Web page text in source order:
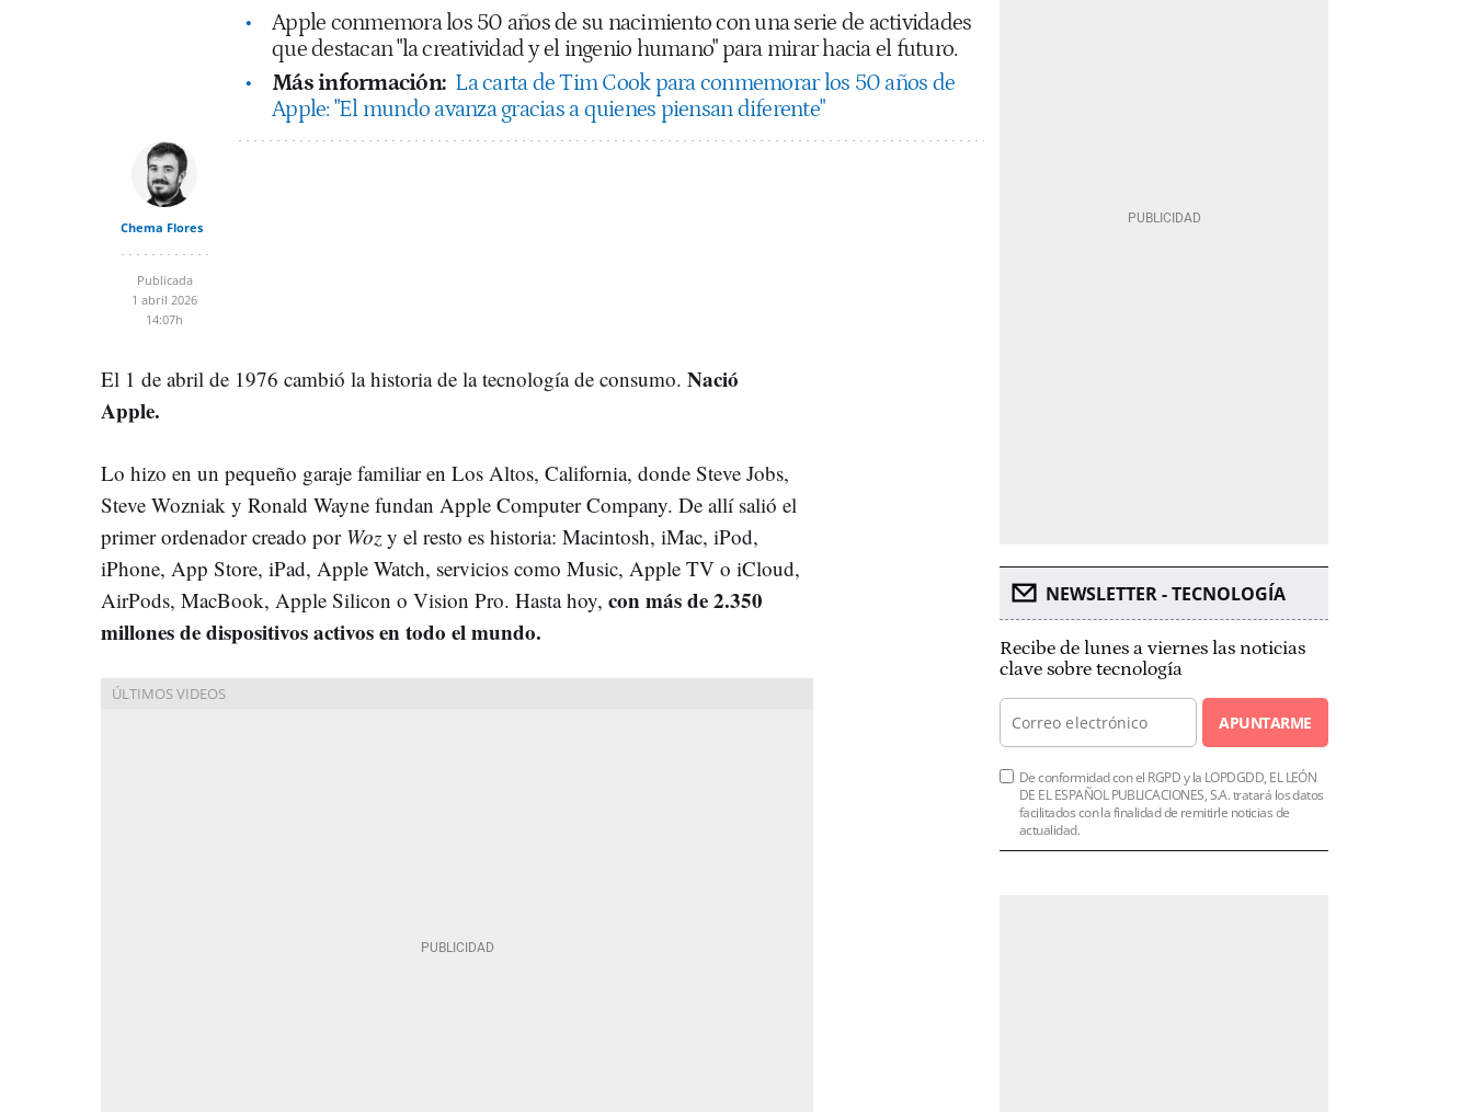
Apple conmemora los 50 años de su nacimiento con una serie de actividades
que destacan "la creatividad y el ingenio humano" para mirar hacia el futuro.
Más información: La carta de Tim Cook para conmemorar los 50 años de
Apple: "El mundo avanza gracias a quienes piensan diferente"
Chema Flores
Publicada
1 abril 2026
14:07h
El 1 de abril de 1976 cambió la historia de la tecnología de consumo. Nació
Apple.
Lo hizo en un pequeño garaje familiar en Los Altos, California, donde Steve Jobs,
Steve Wozniak y Ronald Wayne fundan Apple Computer Company. De allí salió el
primer ordenador creado por Woz y el resto es historia: Macintosh, iMac, iPod,
iPhone, App Store, iPad, Apple Watch, servicios como Music, Apple TV o iCloud,
AirPods, MacBook, Apple Silicon o Vision Pro. Hasta hoy, con más de 2.350
millones de dispositivos activos en todo el mundo.
NEWSLETTER - TECNOLOGÍA
Recibe de lunes a viernes las noticias
clave sobre tecnología
APUNTARME
De conformidad con el RGPD y la LOPDGDD, EL LEÓN
DE EL ESPAÑOL PUBLICACIONES, S.A. tratará los datos
facilitados con la finalidad de remitirle noticias de
actualidad.